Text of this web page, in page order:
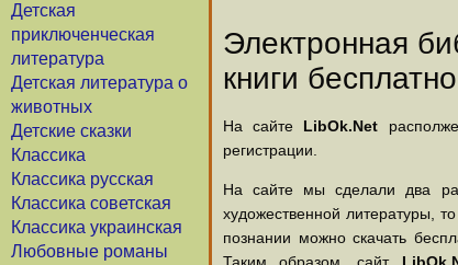
Детская
приключенческая
литература
Детская литература о
животных
Детские сказки
Классика
Классика русская
Классика советская
Классика украинская
Любовные романы
Электронная
книги бесплатно
На сайте LibOk.Net
регистрации.
На сайте мы сделали два
художественной литературы,
познании можно скачать